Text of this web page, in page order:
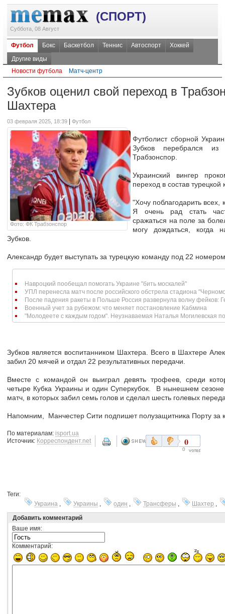
(СПОРТ)
Суббота, 08 Август
Футбол Бокс Баскетбол Теннис Автоспорт
Хоккей
Другие виды
Новости футбола
Матч-центр
Зубков оценил свой переход в
Шахтера
03 февраля 2025, 18:39 Футбол
Фото: ФК Трабзонспор
Футболист сборной
Зубков перебрался
Трабзонспор.
Украинский вингер
переход в состав
"Хочу поблагодарить всех,
Я очень рад стать
сражаться на поле за
могу дождаться, когда
Зубков.
Александр будет выступать за турецкую команду под 22
Навроцкий пообещал помогать Украине "бить москалей"
УПЛ перенесла матч после российского обстрела стадиона
После падения ракеты в Польше Россия развернула волну фейков:
Военный учет за рубежом: что меняет постановление Кабмина
"Молодеете с каждым годом". Неузнаваемая Наталья Могилевская
Зубков является воспитанником Шахтера. Всего в Шахтере
забил 20 мячей и отдал 22 результативных передачи.
Вместе с командой он выиграл девять трофеев, среди
четыре Кубка Украины и один Суперкубок. В нынешнем сезоне
матч, в которых забил семь голов и сделал шесть голевых
Напомним, Манчестер Сити подпишет полузащитника Порту за
По материалам: isport.ua
Источник: Корреспондент.net 0
0
Теги:
Украина , Украины , один , Трансферы , Шахтер ,
Добавить комментарий
Ваше имя:
Комментарий: